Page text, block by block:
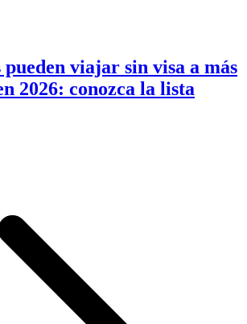
viajar sin visa a más
2026: conozca la lista